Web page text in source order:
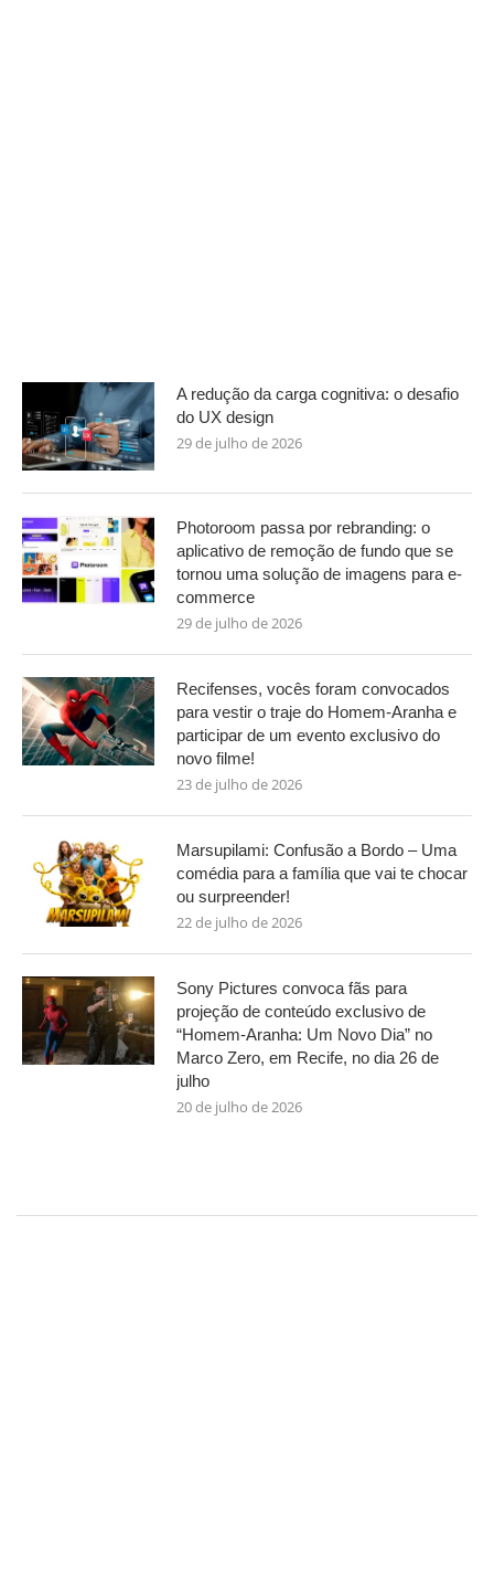
A redução da carga cognitiva: o desafio
do UX design
29 de julho de 2026
Photoroom passa por rebranding: o
aplicativo de remoção de fundo que se
tornou uma solução de imagens para e-
commerce
29 de julho de 2026
Recifenses, vocês foram convocados
para vestir o traje do Homem-Aranha e
participar de um evento exclusivo do
novo filme!
23 de julho de 2026
Marsupilami: Confusão a Bordo – Uma
comédia para a família que vai te chocar
ou surpreender!
22 de julho de 2026
Sony Pictures convoca fãs para
projeção de conteúdo exclusivo de
“Homem-Aranha: Um Novo Dia” no
Marco Zero, em Recife, no dia 26 de
julho
20 de julho de 2026